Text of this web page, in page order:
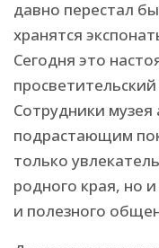
давно перестал
хранятся
Сегодня это
Сотрудники
подрастающим
только
родного края, но
и полезного